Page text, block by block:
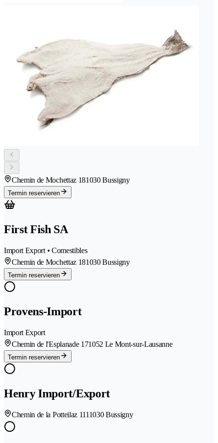
Chemin de Mochettaz 181030 Bussigny
Termin reservieren
First Fish SA
Import Export • Comestibles
Chemin de Mochettaz 181030 Bussigny
Termin reservieren
Provens-Import
Import Export
Chemin de l'Esplanade 171052 Le Mont-sur-Lausanne
Termin reservieren
Henry Import/Export
Chemin de la Potteilaz 1111030 Bussigny